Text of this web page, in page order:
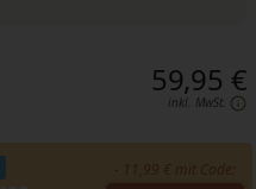
59,95 €
inkl. MwSt.